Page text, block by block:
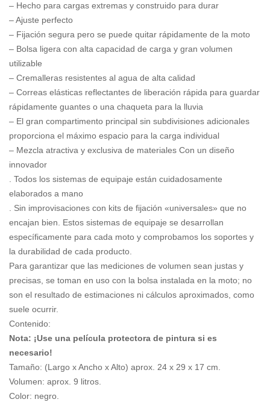
– Hecho para cargas extremas y construido para durar
– Ajuste perfecto
– Fijación segura pero se puede quitar rápidamente de la moto
– Bolsa ligera con alta capacidad de carga y gran volumen
utilizable
– Cremalleras resistentes al agua de alta calidad
– Correas elásticas reflectantes de liberación rápida para guardar
rápidamente guantes o una chaqueta para la lluvia
– El gran compartimento principal sin subdivisiones adicionales
proporciona el máximo espacio para la carga individual
– Mezcla atractiva y exclusiva de materiales Con un diseño
innovador
. Todos los sistemas de equipaje están cuidadosamente
elaborados a mano
. Sin improvisaciones con kits de fijación «universales» que no
encajan bien. Estos sistemas de equipaje se desarrollan
específicamente para cada moto y comprobamos los soportes y
la durabilidad de cada producto.
Para garantizar que las mediciones de volumen sean justas y
precisas, se toman en uso con la bolsa instalada en la moto; no
son el resultado de estimaciones ni cálculos aproximados, como
suele ocurrir.
Contenido:
Nota: ¡Use una película protectora de pintura si es
necesario!
Tamaño: (Largo x Ancho x Alto) aprox. 24 x 29 x 17 cm.
Volumen: aprox. 9 litros.
Color: negro.